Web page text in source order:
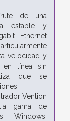
de una
estable y
Ethernet
velocidad y
en línea sin
que se
Vention
gama de
Windows,